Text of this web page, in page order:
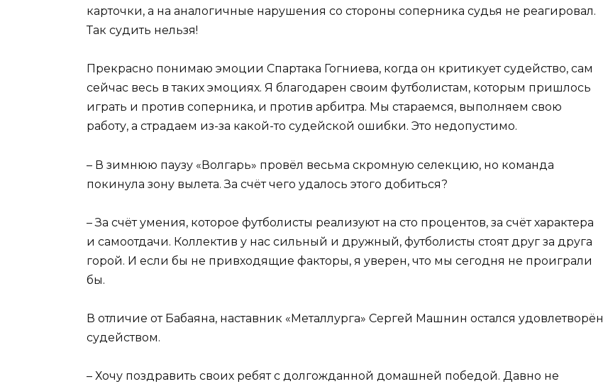
карточки, а на аналогичные нарушения со стороны соперника судья не реагировал.
Так судить нельзя!
Прекрасно понимаю эмоции Спартака Гогниева, когда он критикует судейство, сам
сейчас весь в таких эмоциях. Я благодарен своим футболистам, которым пришлось
играть и против соперника, и против арбитра. Мы стараемся, выполняем свою
работу, а страдаем из-за какой-то судейской ошибки. Это недопустимо.
– В зимнюю паузу «Волгарь» провёл весьма скромную селекцию, но команда
покинула зону вылета. За счёт чего удалось этого добиться?
– За счёт умения, которое футболисты реализуют на сто процентов, за счёт характера
и самоотдачи. Коллектив у нас сильный и дружный, футболисты стоят друг за друга
горой. И если бы не привходящие факторы, я уверен, что мы сегодня не проиграли
бы.
В отличие от Бабаяна, наставник «Металлурга» Сергей Машнин остался удовлетворён
судейством.
– Хочу поздравить своих ребят с долгожданной домашней победой. Давно не